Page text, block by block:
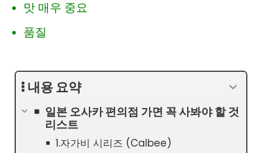
맛 매우 중요
품질
내용 요약
일본 오사카 편의점 가면 꼭 사봐야 할 것
리스트
1.자가비 시리즈 (Calbee)